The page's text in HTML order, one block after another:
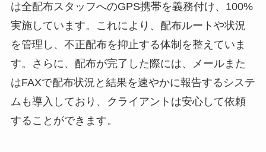
は全配布スタッフへのGPS携帯を義務付け、100%
実施しています。これにより、配布ルートや状況
を管理し、不正配布を抑止する体制を整えていま
す。さらに、配布が完了した際には、メールまた
はFAXで配布状況と結果を速やかに報告するシステ
ムも導入しており、クライアントは安心して依頼
することができます。